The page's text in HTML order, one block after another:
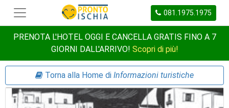
081.1975.1975
PRENOTA L'HOTEL OGGI E CANCELLA GRATIS FINO A 7
GIORNI DALL'ARRIVO! Scopri di più!
Torna alla Home di Informazioni turistiche